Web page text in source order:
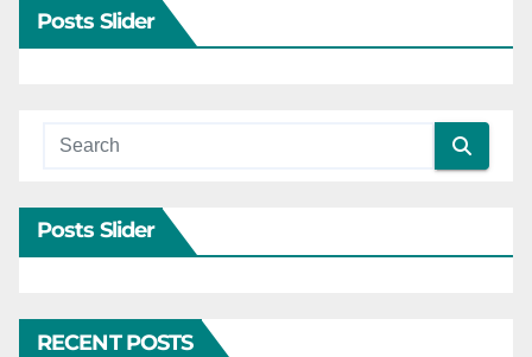
Posts Slider
Posts Slider
RECENT POSTS